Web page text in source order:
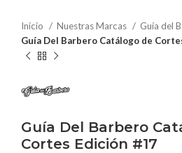
Inicio Nuestras Marcas
Guía del
Guía Del Barbero Catálogo de
Guía Del Barbero
Cortes Edición #17